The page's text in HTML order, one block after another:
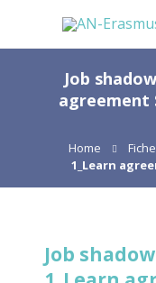
Job
agreement
Home
1_Learn
Job